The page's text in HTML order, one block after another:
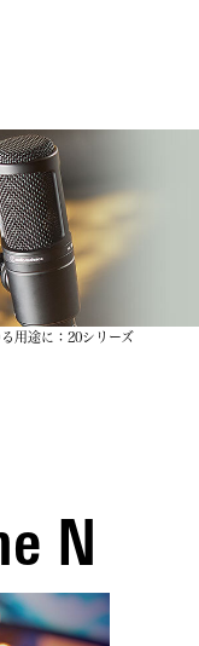
用途に：20シリーズ
N